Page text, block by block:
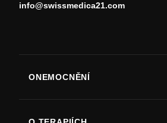
info@swissmedica21.com
ONEMOCNĚNÍ